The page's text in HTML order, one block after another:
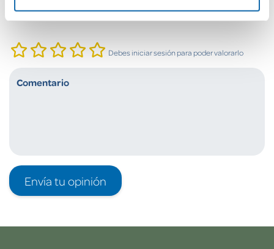
¡Sé el primero en valorar este producto!
Debes iniciar sesión para poder valorarlo
Envía tu opinión